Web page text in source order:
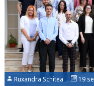
Ruxandra Schitea 19